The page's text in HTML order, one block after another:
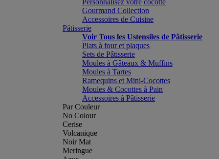
Personnalisez votre cocotte
Gourmand Collection
Accessoires de Cuisine
Pâtisserie
Voir Tous les Ustensiles de Pâtisserie
Plats à four et plaques
Sets de Pâtisserie
Moules à Gâteaux & Muffins
Moules à Tartes
Ramequins et Mini-Cocottes
Moules & Cocottes à Pain
Accessoires à Pâtisserie
Par Couleur
No Colour
Cerise
Volcanique
Noir Mat
Meringue